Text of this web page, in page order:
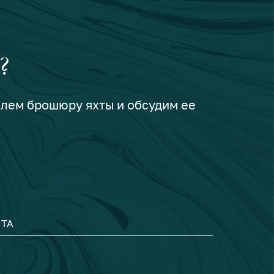
брошюру яхты и обсудим ее